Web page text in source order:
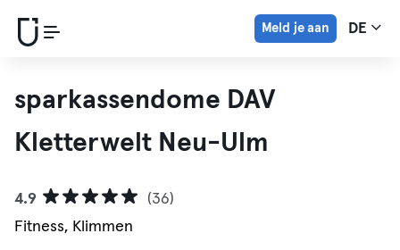
Meld je aan DE
sparkassendome DAV
Kletterwelt Neu-Ulm
4.9
(36)
Fitness, Klimmen